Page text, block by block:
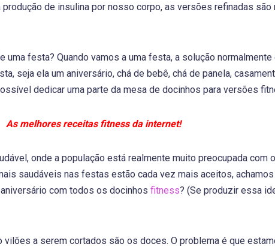
de insulina por nosso corpo, as versões refinadas são
festa? Quando vamos a uma festa, a solução normalmente
seja ela um aniversário, chá de bebê, chá de panela,
dedicar uma parte da mesa de docinhos para versões
As melhores receitas fitness da internet!
onde a população está realmente muito preocupada com
saudáveis nas festas estão cada vez mais aceitos,
com todos os docinhos fitness? (Se produzir essa
a serem cortados são os doces. O problema é que